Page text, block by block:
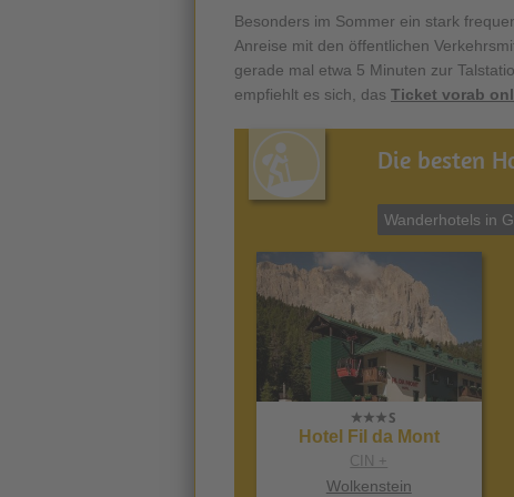
Besonders im Sommer ein stark
Anreise mit den öffentlichen
gerade mal etwa 5 Minuten zur
empfiehlt es sich, das Ticket vorab
Die besten
Wanderhotels in
Hotel Fil da Mont
CIN +
Wolkenstein